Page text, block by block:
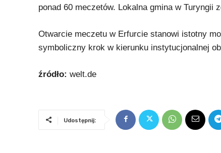
ponad 60 meczetów. Lokalna gmina w Turyngii
Otwarcie meczetu w Erfurcie stanowi istotny
symboliczny krok w kierunku instytucjonalnej
źródło: welt.de
Udostępnij: